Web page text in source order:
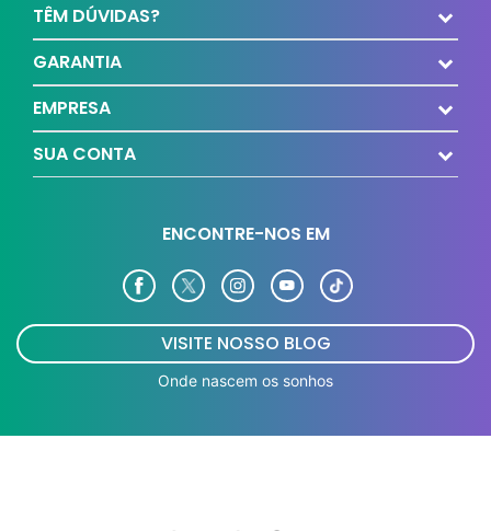
TÊM DÚVIDAS?
GARANTIA
EMPRESA
SUA CONTA
ENCONTRE-NOS EM
VISITE NOSSO BLOG
Onde nascem os sonhos